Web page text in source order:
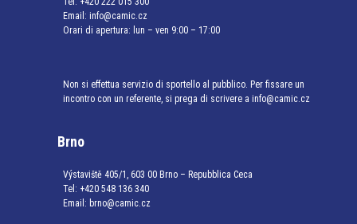
Email: info@camic.cz
Orari di apertura: lun – ven 9:00 – 17:00
Non si effettua servizio di sportello al pubblico. Per fissare un
incontro con un referente, si prega di scrivere a info@camic.cz
Brno
Výstaviště 405/1, 603 00 Brno – Repubblica Ceca
Tel: +420 548 136 340
Email: brno@camic.cz